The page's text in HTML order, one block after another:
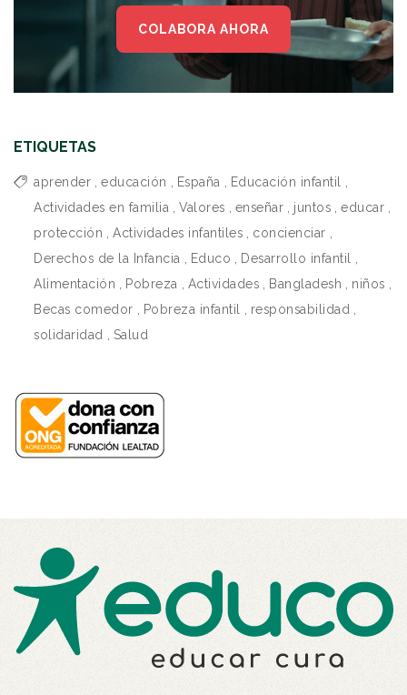
COLABORA AHORA
ETIQUETAS
aprender educación España Educación infantil
Actividades en familia
Valores enseñar juntos educar
protección
Actividades infantiles concienciar
Derechos de la Infancia
Educo Desarrollo infantil
Alimentación
Pobreza Actividades Bangladesh niños
Becas comedor
Pobreza infantil responsabilidad
solidaridad
Salud